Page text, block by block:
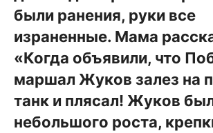
были ранения, руки все
израненные. Мама
«Когда объявили, что
маршал Жуков залез на
танк и плясал! Жуков
небольшого роста,